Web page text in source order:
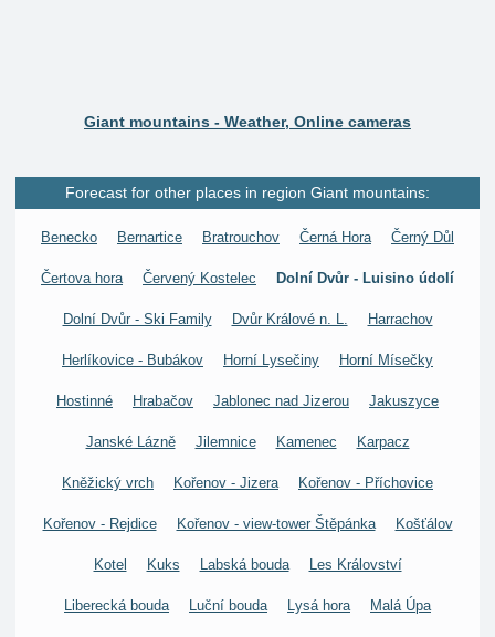
Giant mountains - Weather, Online cameras
Forecast for other places in region Giant mountains:
Benecko Bernartice Bratrouchov Černá Hora Černý Důl
Čertova hora Červený Kostelec Dolní Dvůr - Luisino údolí
Dolní Dvůr - Ski Family Dvůr Králové n. L. Harrachov
Herlíkovice - Bubákov Horní Lysečiny Horní Mísečky
Hostinné Hrabačov Jablonec nad Jizerou Jakuszyce
Janské Lázně Jilemnice Kamenec Karpacz
Kněžický vrch Kořenov - Jizera Kořenov - Příchovice
Kořenov - Rejdice Kořenov - view-tower Štěpánka Košťálov
Kotel Kuks Labská bouda Les Království
Liberecká bouda Luční bouda Lysá hora Malá Úpa